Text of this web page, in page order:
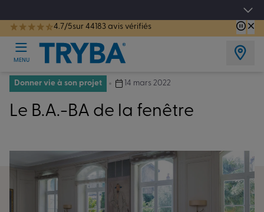
Les jours tentation : Jusqu'à -15% sur vos fenêtres, portes, volets et pergolas
4.7/5sur 44183 avis vérifiés
MENU
Donner vie à son projet 14 mars 2022
Le B.A.-BA de la fenêtre